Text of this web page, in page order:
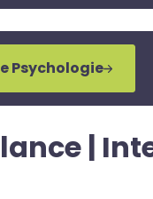
Psychologie
|